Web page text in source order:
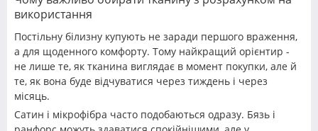
використання
Постільну білизну купують не заради першого враження,
а для щоденного комфорту. Тому найкращий орієнтир -
не лише те, як тканина виглядає в момент покупки, але й
те, як вона буде відчуватися через тиждень і через
місяць.
Сатин і мікрофібра часто подобаються одразу. Бязь і